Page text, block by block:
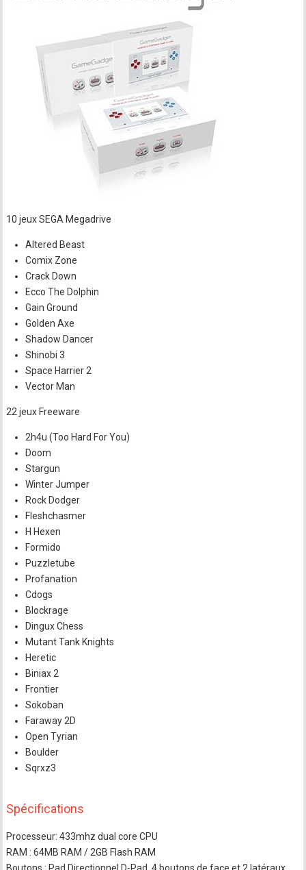
10 jeux SEGA Megadrive
Altered Beast
Comix Zone
Crack Down
Ecco The Dolphin
Gain Ground
Golden Axe
Shadow Dancer
Shinobi 3
Space Harrier 2
Vector Man
22 jeux Freeware
2h4u (Too Hard For You)
Doom
Stargun
Winter Jumper
Rock Dodger
Fleshchasmer
H Hexen
Formido
Puzzletube
Profanation
Cdogs
Blockrage
Dingux Chess
Mutant Tank Knights
Heretic
Biniax 2
Frontier
Sokoban
Faraway 2D
Open Tyrian
Boulder
Sqrxz3
Spécifications
Processeur: 433mhz dual core CPU
RAM : 64MB RAM / 2GB Flash RAM